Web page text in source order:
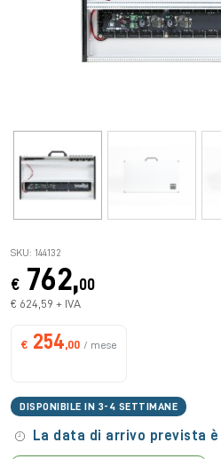
SKU: 144132
€ 762,00
€ 624,59 + IVA
€ 254 ,00 / mese
DISPONIBILE IN 3-4 SETTIMANE
La data di arrivo prevista è